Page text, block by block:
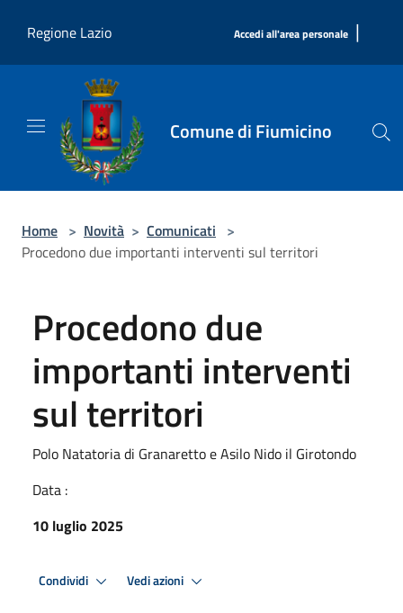
Regione Lazio
Accedi all'area personale |
Comune di Fiumicino
Home > Novità > Comunicati >
Procedono due importanti interventi sul territori
Procedono due
importanti interventi
sul territori
Polo Natatoria di Granaretto e Asilo Nido il Girotondo
Data :
10 luglio 2025
Condividi Vedi azioni